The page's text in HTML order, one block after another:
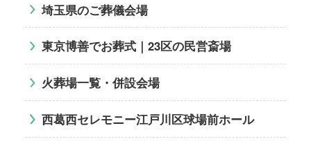
埼玉県のご葬儀会場
東京博善でお葬式｜23区の民営斎場
火葬場一覧・併設会場
西葛西セレモニー江戸川区球場前ホール